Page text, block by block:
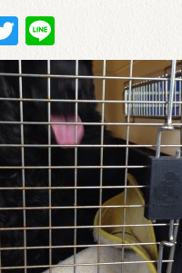
Twitter